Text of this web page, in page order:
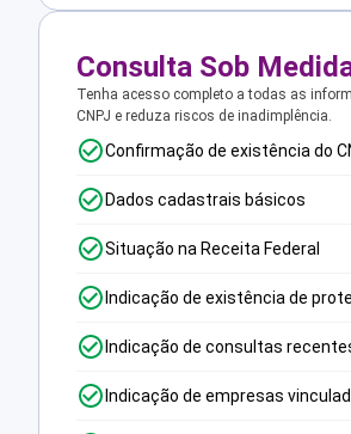
Consulta Sob
Tenha acesso completo a todas as
CNPJ e reduza riscos de inadimplência.
Confirmação de existência do
Dados cadastrais básicos
Situação na Receita Federal
Indicação de existência de
Indicação de consultas
Indicação de empresas